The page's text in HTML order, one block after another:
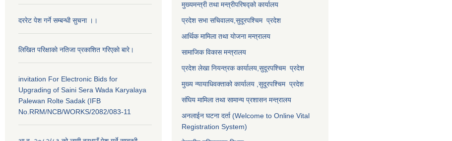
दररेट पेश गर्ने सम्बन्धी सुचना ।।
लिखित परिक्षाकाे नतिजा प्रकाशित गरिएकाे बारे।
invitation For Electronic Bids for
Upgrading of Saini Sera Wada Karyalaya
Palewan Rolte Sadak (IFB
No.RRM/NCB/WORKS/2082/083-11
मुख्यमन्त्री तथा मन्त्रीपरिषद्को कार्यालय
प्रदेश सभा सचिवालय, सुदूरपश्चिम प्रदेश
आर्थिक मामिला तथा योजना मन्त्रालय
सामाजिक विकास मन्त्रालय
प्रदेश लेखा नियन्त्रक कार्यालय, सुदूरपश्चिम प्रदेश
मुख्य न्यायाधिवक्ताको कार्यालय , सुदूरपश्चिम प्रदेश
संघिय मामिला तथा सामान्य प्रशासन मन्त्रालय
अनलाईन घटना दर्ता (Welcome to Online Vital
Registration System)